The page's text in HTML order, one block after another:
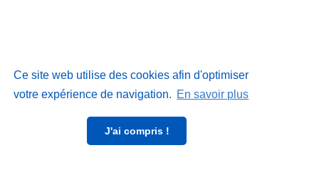
Ce site web utilise des cookies afin d'optimiser
votre expérience de navigation. En savoir plus
J'ai compris !